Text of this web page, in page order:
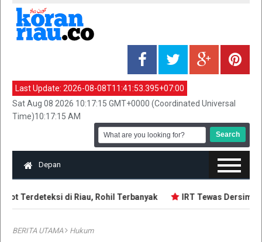
Last Update: 2026-08-08T11:41:53.395+07:00
Sat Aug 08 2026 10:17:15 GMT+0000 (Coordinated Universal
Time)10:17:15 AM
Depan
Terdeteksi di Riau, Rohil Terbanyak IRT Tewas Dersimbah
BERITA UTAMA Hukum